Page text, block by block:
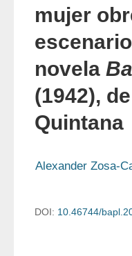
mujer
novela
(1942),
Quintana
Alexander Zosa-
DOI: 10.46744/